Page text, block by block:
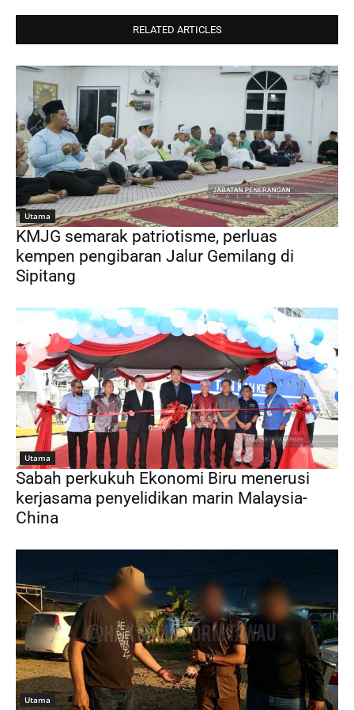
RELATED ARTICLES
Utama
KMJG semarak patriotisme, perluas
kempen pengibaran Jalur Gemilang di
Sipitang
Utama
Sabah perkukuh Ekonomi Biru menerusi
kerjasama penyelidikan marin Malaysia-
China
Utama